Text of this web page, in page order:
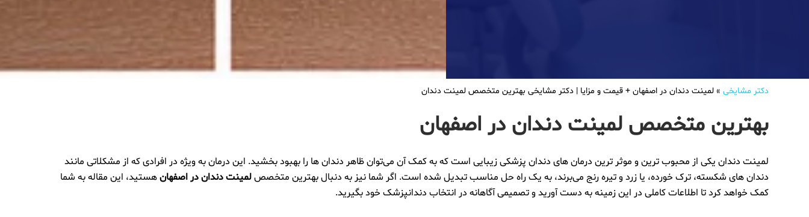
دکتر مشایخی »لمینت دندان در اصفهان +‌ قیمت و مزایا | دکتر مشایخی بهترین متخصص لمینت دندان
بهترین متخصص لمینت دندان در اصفهان
لمینت دندان یکی از محبوب‌ ترین و موثر ترین درمان ‌های دندان پزشکی زیبایی است که به کمک آن می‌توان ظاهر دندان ‌ها را بهبود بخشید. این درمان به ویژه در افرادی که از مشکلاتی مانند
دندان ‌های شکسته، ترک خورده، یا زرد و تیره رنج می‌برند، به یک راه‌ حل مناسب تبدیل شده است. اگر شما نیز به دنبال بهترین متخصصلمینت دندان در اصفهانهستید، این مقاله به شما
کمک خواهد کرد تا اطلاعات کاملی در این زمینه به دست آورید و تصمیمی آگاهانه در انتخاب دندانپزشک خود بگیرید.